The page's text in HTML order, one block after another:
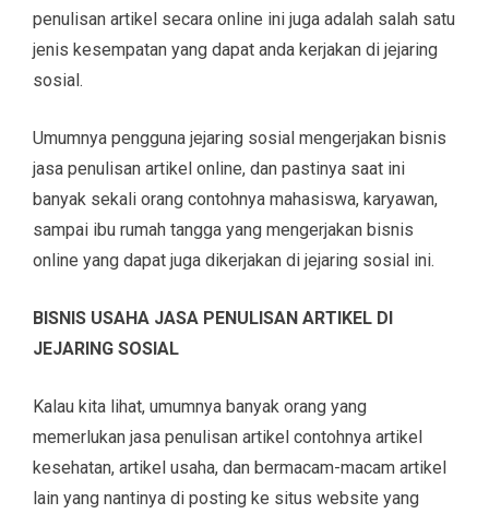
penulisan artikel secara online ini juga adalah salah satu
jenis kesempatan yang dapat anda kerjakan di jejaring
sosial.
Umumnya pengguna jejaring sosial mengerjakan bisnis
jasa penulisan artikel online, dan pastinya saat ini
banyak sekali orang contohnya mahasiswa, karyawan,
sampai ibu rumah tangga yang mengerjakan bisnis
online yang dapat juga dikerjakan di jejaring sosial ini.
BISNIS USAHA JASA PENULISAN ARTIKEL DI
JEJARING SOSIAL
Kalau kita lihat, umumnya banyak orang yang
memerlukan jasa penulisan artikel contohnya artikel
kesehatan, artikel usaha, dan bermacam-macam artikel
lain yang nantinya di posting ke situs website yang